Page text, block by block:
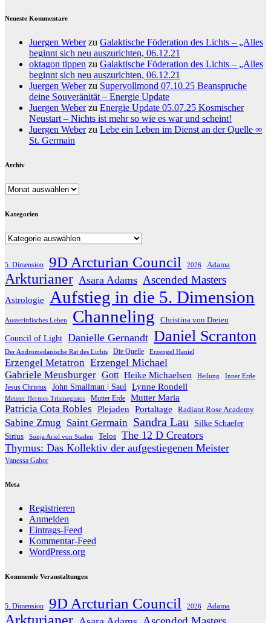
Neueste Kommentare
Juergen Weberzu Galaktische Föderation des Lichts – „Alles
beginnt sich neu auszurichten, 06.12.21
oktagon tippen zu Galaktische Föderation des Lichts – „Alles
beginnt sich neu auszurichten, 06.12.21
Juergen Weberzu Supervollmond 07.10.25 Beanspruche
deine Souveränität – Energie Update
Juergen Weberzu Energie Update 05.07.25 Kosmischer
Neustart – Nichts ist mehr so wie es war und scheint!
Juergen Weberzu Lebe ein Leben im Dienst an der Quelle ∞
St. Germain
Archiv
Archiv
Kategorien
Kategorien
5. Dimension 9D Arcturian Council 2026 Adama
Arkturianer Asara Adams Ascended Masters
Astrologie Aufstieg in die 5. Dimension
Ausserirdisches Leben Channeling Christina von Dreien
Council of Light Danielle Gernandt Daniel Scranton
Der Andromedanische Rat des Lichts Die Quelle Erzengel Haniel
Erzengel Metatron Erzengel Michael
Gabriele Meusburger Gott Heike Michaelsen Heilung Inner Erde
Jesus Christus John Smallman | Saul Lynne Rondell
Meister Hermes Trismegistos Mutter Erde Mutter Maria
Patricia Cota Robles Plejaden Portaltage Radiant Rose Academy
Sabine Zmug Saint Germain Sandra Lau Silke Schaefer
Sirius Sonja Ariel von Staden Telos The 12 D Creators
Thymus: Das Kollektiv der aufgestiegenen Meister
Vanessa Gabor
Meta
Registrieren
Anmelden
Eintrags-Feed
Kommentar-Feed
WordPress.org
Kommende Veranstaltungen
5. Dimension 9D Arcturian Council 2026 Adama